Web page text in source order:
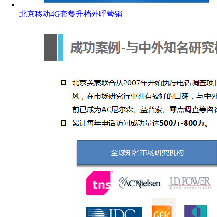
北京移动4G套餐升档外呼营销